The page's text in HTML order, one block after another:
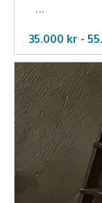
...
35.000 kr -